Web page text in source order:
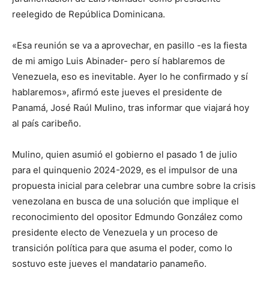
reelegido de República Dominicana.
«Esa reunión se va a aprovechar, en pasillo -es la fiesta
de mi amigo Luis Abinader- pero sí hablaremos de
Venezuela, eso es inevitable. Ayer lo he confirmado y sí
hablaremos», afirmó este jueves el presidente de
Panamá, José Raúl Mulino, tras informar que viajará hoy
al país caribeño.
Mulino, quien asumió el gobierno el pasado 1 de julio
para el quinquenio 2024-2029, es el impulsor de una
propuesta inicial para celebrar una cumbre sobre la crisis
venezolana en busca de una solución que implique el
reconocimiento del opositor Edmundo González como
presidente electo de Venezuela y un proceso de
transición política para que asuma el poder, como lo
sostuvo este jueves el mandatario panameño.